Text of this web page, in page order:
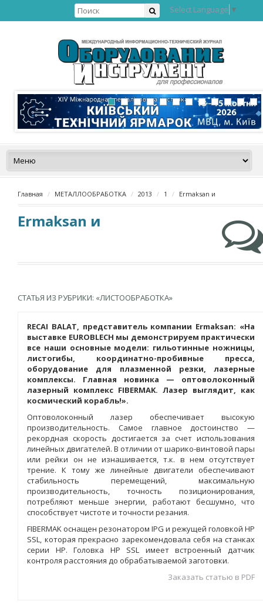
Select Language ▼
Главная МЕТАЛЛООБРАБОТКА 2013 1 Еrmaksan и
Еrmaksan и
СТАТЬЯ ИЗ РУБРИКИ: «ЛИСТООБРАБОТКА»
RECAI BALAT, представитель компании Еrmaksan: «На
выставке EUROBLECH мы демонстрируем практически
все наши основные модели: гильотинные ножницы,
листогибы, координатно-пробивные пресса,
оборудование для плазменной резки, лазерные
комплексы. Главная новинка — оптоволоконный
лазерный комплекс FIBERMAK.­ Лазер выглядит, как
космический корабль!».
Оптоволоконный лазер обеспечивает высокую
производительность. Самое главное достоинство —
рекордная скорость достигается за счет использования
линейных двигателей. В отличии от шарико-винтовой пары
или рейки он не изнашивается, т.к. в нем отсутствует
трение. К тому же линейные двигатели обеспечивают
стабильность перемещений, максимальную
производительность, точность позиционирования,
потребляют меньше энергии, работают бесшумно, что
способствует чистоте и точности резания.
FIBERMAK оснащен резонатором IPG и режущей головкой HP
SSL, которая прекрасно зарекомендовала себя на станках
серии HP. Головка HP SSL имеет встроенный датчик
контроля расстояния до обрабатываемой заготовки.
Заказать статью в PDF